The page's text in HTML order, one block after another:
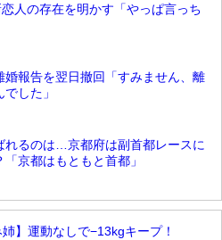
人の存在を明かす「やっぱ言っち
婚報告を翌日撤回「すみません、離
した」
れるのは…京都府は副首都レースに
京都はもともと首都」
】運動なしで−13kgキープ！